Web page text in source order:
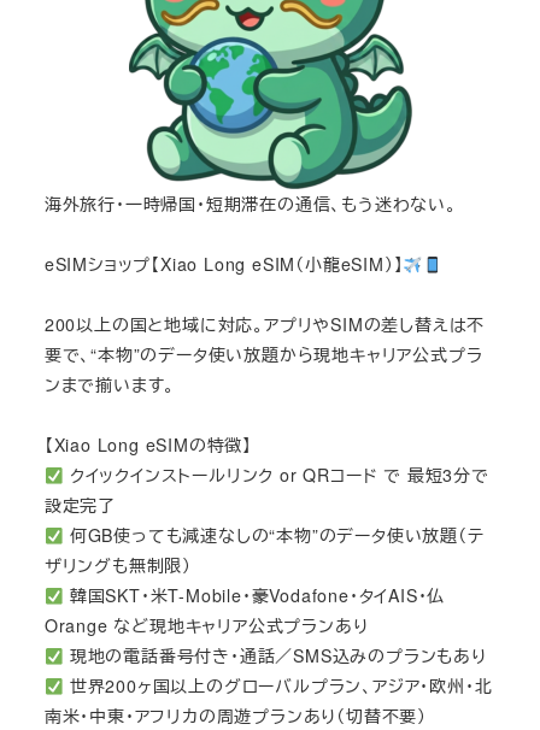
海外旅行・一時帰国・短期滞在の通信、もう迷わない。
eSIMショップ【Xiao Long eSIM（小龍eSIM）】
200以上の国と地域に対応。アプリやSIMの差し替えは不
要で、“本物”のデータ使い放題から現地キャリア公式プラ
ンまで揃います。
【Xiao Long eSIMの特徴】
クイックインストールリンク or QRコード で 最短3分で
設定完了
何GB使っても減速なしの“本物”のデータ使い放題（テ
ザリングも無制限）
韓国SKT・米T-Mobile・豪Vodafone・タイAIS・仏
Orange など現地キャリア公式プランあり
現地の電話番号付き・通話／SMS込みのプランもあり
世界200ヶ国以上のグローバルプラン、アジア・欧州・北
南米・中東・アフリカの周遊プランあり（切替不要）